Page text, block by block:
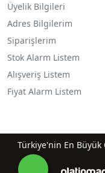
Üyelik Bilgileri
Adres Bilgilerim
Siparişlerim
Stok Alarm Listem
Alışveriş Listem
Fiyat Alarm Listem
Türkiye'nin En